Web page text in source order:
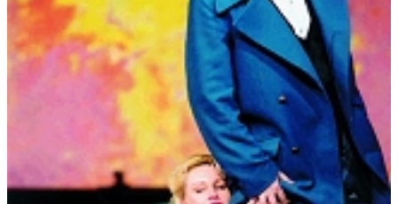
Anmerkungen:
Libretto von Julia Cloot und Enjott Schneider
Kompositionsauftrag des Musiktheaters
Oberlausitz/Niederschlesien
Uraufführung:
07.02.2004 , Theater Görlitz
Uraufführung Interpreten: Regie: Aron Stiehl Bühne &
Kostüme: Karen Hilde Fries
Theaterchor, Extrachor und Prager Rundfunkchor,
Orchester der Neuen Lausitzer Philharmonie
Leitung: GMD Eckehard Stier
Choreinstudierung: Myron Michailidis